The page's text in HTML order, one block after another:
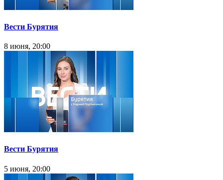
Вести Бурятия
8 июня, 20:00
Вести Бурятия
5 июня, 20:00